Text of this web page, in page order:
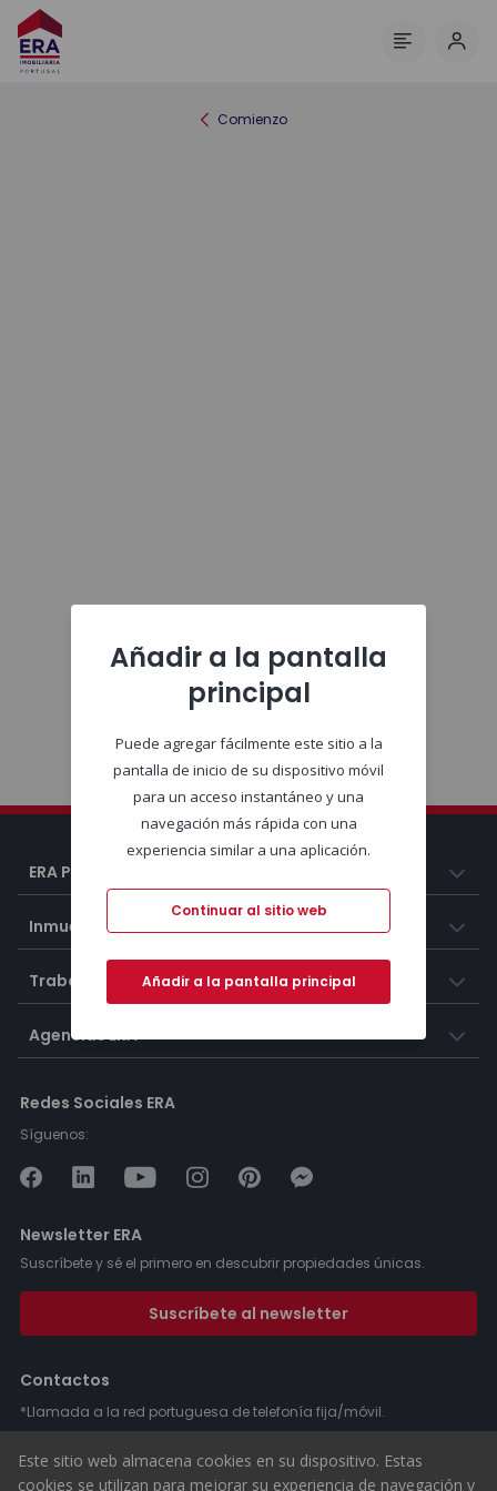
Comienzo
ERA Portugal
Inmuebles
Trabaja con nosotros
Agencias ERA
Redes Sociales ERA
Síguenos:
Newsletter ERA
Suscríbete y sé el primero en descubrir propiedades únicas.
Suscríbete al newsletter
Contactos
*Llamada a la red portuguesa de telefonía fija/móvil.
Este sitio web almacena cookies en su dispositivo. Estas
cookies se utilizan para mejorar su experiencia de navegación y
Añadir a la pantalla
principal
Puede agregar fácilmente este sitio a la
pantalla de inicio de su dispositivo móvil
para un acceso instantáneo y una
navegación más rápida con una
experiencia similar a una aplicación.
Continuar al sitio web
Añadir a la pantalla principal